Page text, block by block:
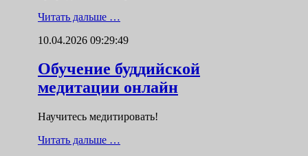
Читать дальше …
10.04.2026 09:29:49
Обучение буддийской
медитации онлайн
Научитесь медитировать!
Читать дальше …